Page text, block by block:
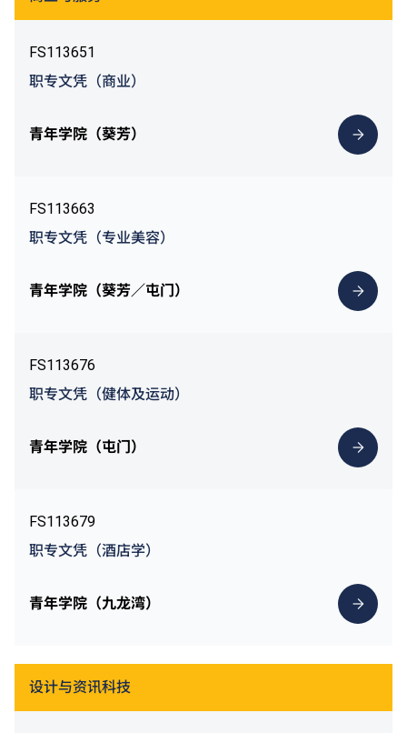
FS113651
职专文凭（商业）
青年学院（葵芳）
FS113663
职专文凭（专业美容）
青年学院（葵芳／屯门）
FS113676
职专文凭（健体及运动）
青年学院（屯门）
FS113679
职专文凭（酒店学）
青年学院（九龙湾）
设计与资讯科技